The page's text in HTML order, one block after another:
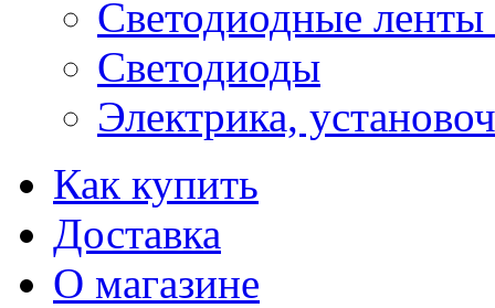
Светодиодные
Светодиоды
Электрика,
Как купить
Доставка
О магазине